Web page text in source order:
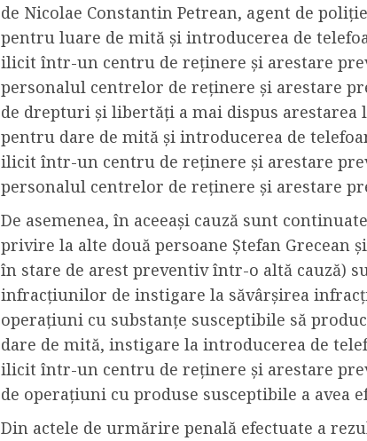
de Nicolae Constantin Petrean, agent de
pentru luare de mită și introducerea de
ilicit într-un centru de reținere și arestare
personalul centrelor de reținere și arestare
de drepturi și libertăți a mai dispus arestarea
pentru dare de mită și introducerea de
ilicit într-un centru de reținere și arestare
personalul centrelor de reținere și arestare
De asemenea, în aceeași cauză sunt
privire la alte două persoane Ștefan Grecean
în stare de arest preventiv într-o altă cauză)
infracțiunilor de instigare la săvârșirea
operațiuni cu substanțe susceptibile să
dare de mită, instigare la introducerea de
ilicit într-un centru de reținere și arestare
de operațiuni cu produse susceptibile a avea
Din actele de urmărire penală efectuate a
La zi
Razboiul din Gaza, scanteia
fatala pentru Orientul
Mijlociu?
ALEXANDRU S. NOVEMBER 1, 2023
3 min read 4